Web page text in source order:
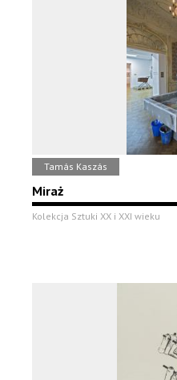
Tamás Kaszás
Miraż
Kolekcja Sztuki XX i XXI wieku